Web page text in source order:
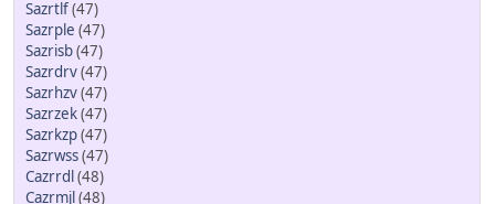
Sazrtlf(47)
Sazrple (47)
Sazrisb(47)
Sazrdrv(47)
Sazrhzv(47)
Sazrzek(47)
Sazrkzp(47)
Sazrwss(47)
Cazrrdl (48)
Cazrmjl (48)